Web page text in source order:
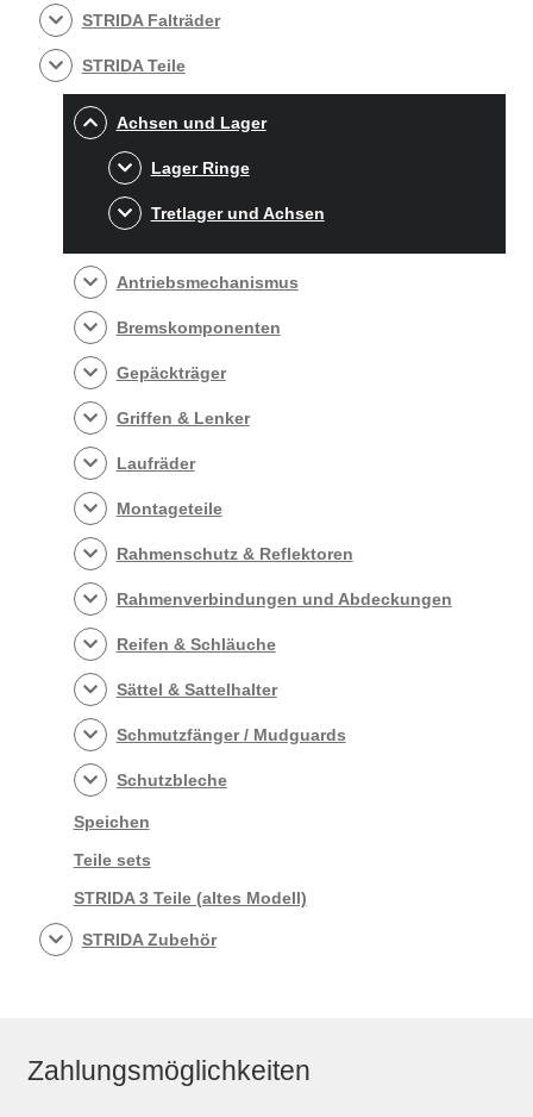
STRIDA Falträder
STRIDA Teile
Achsen und Lager
Lager Ringe
Tretlager und Achsen
Antriebsmechanismus
Bremskomponenten
Gepäckträger
Griffen & Lenker
Laufräder
Montageteile
Rahmenschutz & Reflektoren
Rahmenverbindungen und Abdeckungen
Reifen & Schläuche
Sättel & Sattelhalter
Schmutzfänger / Mudguards
Schutzbleche
Speichen
Teile sets
STRIDA 3 Teile (altes Modell)
STRIDA Zubehör
Zahlungsmöglichkeiten